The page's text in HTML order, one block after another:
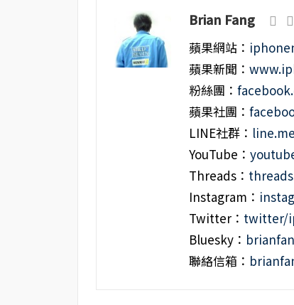
Brian Fang
蘋果網站：
蘋果新聞：
粉絲團：
蘋果社團：
LINE社群：
YouTube：
Threads：
Instagram：
Twitter： twitter/
Bluesky：
聯絡信箱：